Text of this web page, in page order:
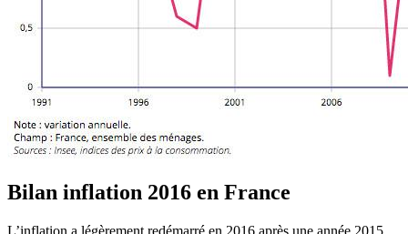
Bilan inflation 2016 en France
L’inflation a légèrement redémarré en 2016 après une année 2015